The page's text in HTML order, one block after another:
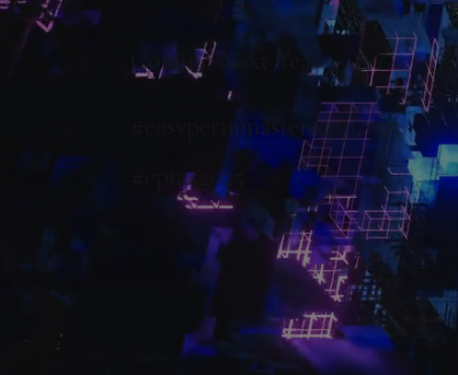
​Coming Next Year
#easypermmasterscup2025
#epmc2025